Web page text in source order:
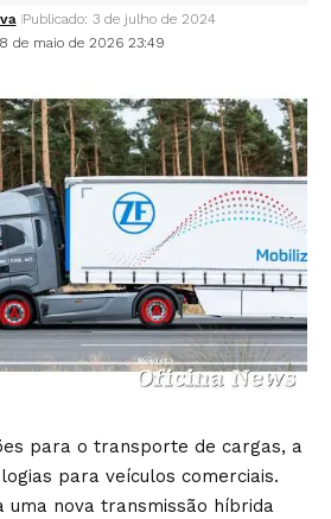
de maio de 2026 23:49
Publicado: 3 de julho de 2024
para o transporte de cargas, a
para veículos comerciais.
uma nova transmissão híbrida